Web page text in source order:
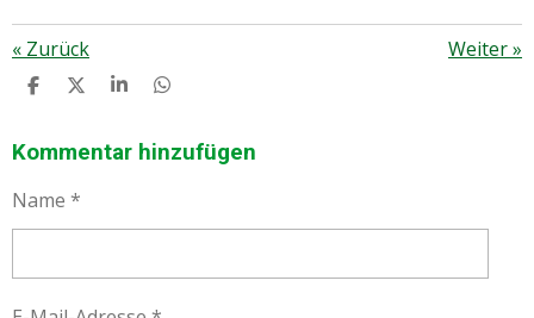
« Zurück Weiter»
T
L
T
L
T
L
T
L
Kommentar hinzufügen
Name *